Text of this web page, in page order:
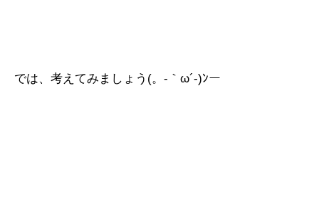
では、考えてみましょう(。-｀ω´-)ﾝー